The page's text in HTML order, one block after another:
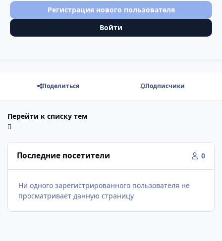
Регистрация нового пользователя
Войти
Поделиться Подписчики
Перейти к списку тем
Последние посетители 0
Ни одного зарегистрированного пользователя не
просматривает данную страницу